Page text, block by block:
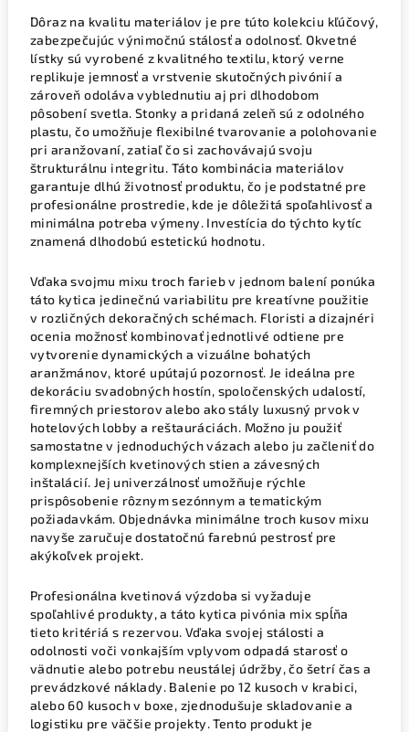
Dôraz na kvalitu materiálov je pre túto kolekciu kľúčový,
zabezpečujúc výnimočnú stálosť a odolnosť. Okvetné
lístky sú vyrobené z kvalitného textilu, ktorý verne
replikuje jemnosť a vrstvenie skutočných pivónií a
zároveň odoláva vyblednutiu aj pri dlhodobom
pôsobení svetla. Stonky a pridaná zeleň sú z odolného
plastu, čo umožňuje flexibilné tvarovanie a polohovanie
pri aranžovaní, zatiaľ čo si zachovávajú svoju
štrukturálnu integritu. Táto kombinácia materiálov
garantuje dlhú životnosť produktu, čo je podstatné pre
profesionálne prostredie, kde je dôležitá spoľahlivosť a
minimálna potreba výmeny. Investícia do týchto kytíc
znamená dlhodobú estetickú hodnotu.
Vďaka svojmu mixu troch farieb v jednom balení ponúka
táto kytica jedinečnú variabilitu pre kreatívne použitie
v rozličných dekoračných schémach. Floristi a dizajnéri
ocenia možnosť kombinovať jednotlivé odtiene pre
vytvorenie dynamických a vizuálne bohatých
aranžmánov, ktoré upútajú pozornosť. Je ideálna pre
dekoráciu svadobných hostín, spoločenských udalostí,
firemných priestorov alebo ako stály luxusný prvok v
hotelových lobby a reštauráciách. Možno ju použiť
samostatne v jednoduchých vázach alebo ju začleniť do
komplexnejších kvetinových stien a závesných
inštalácií. Jej univerzálnosť umožňuje rýchle
prispôsobenie rôznym sezónnym a tematickým
požiadavkám. Objednávka minimálne troch kusov mixu
navyše zaručuje dostatočnú farebnú pestrosť pre
akýkoľvek projekt.
Profesionálna kvetinová výzdoba si vyžaduje
spoľahlivé produkty, a táto kytica pivónia mix spĺňa
tieto kritériá s rezervou. Vďaka svojej stálosti a
odolnosti voči vonkajším vplyvom odpadá starosť o
vädnutie alebo potrebu neustálej údržby, čo šetrí čas a
prevádzkové náklady. Balenie po 12 kusoch v krabici,
alebo 60 kusoch v boxe, zjednodušuje skladovanie a
logistiku pre väčšie projekty. Tento produkt je